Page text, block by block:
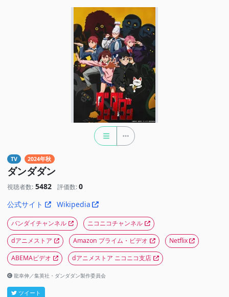
TV 2024年秋
ダンダダン
視聴者数: 5482 評価数: 0
公式サイト
Wikipedia
バンダイチャンネル
ニコニコチャンネル
dアニメストア
Amazon プライム・ビデオ
Netflix
ABEMAビデオ
dアニメストア ニコニコ支店
龍幸伸／集英社・ダンダダン製作委員会
ツイート